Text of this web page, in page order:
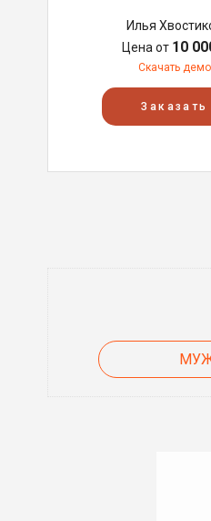
Илья
Цена от 10
Скачать демо
Заказать